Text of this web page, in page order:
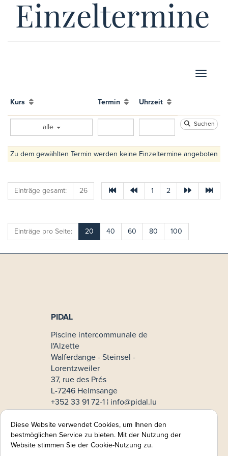
Einzeltermine
Kurs Termin Uhrzeit
alle Suchen
Zu dem gewählten Termin werden keine Einzeltermine angeboten
1 2
Einträge gesamt: 26
Einträge pro Seite: 20 40 60 80 100
PIDAL
Piscine intercommunale de
l'Alzette
Walferdange - Steinsel -
Lorentzweiler
37, rue des Prés
L-7246 Helmsange
+352 33 91 72-1 ¦ info@pidal.lu
Zahlmethoden
Online-Zahlung
Diese Website verwendet Cookies, um Ihnen den
bestmöglichen Service zu bieten. Mit der Nutzung der
Website stimmen Sie der Cookie-Nutzung zu.